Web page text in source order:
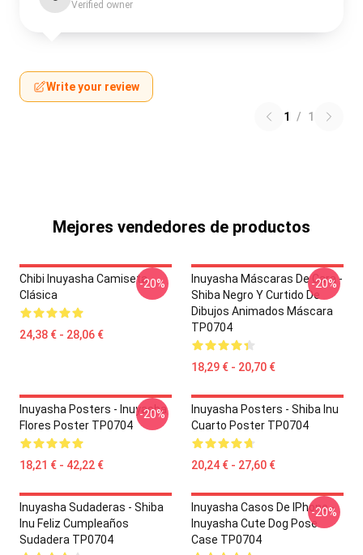
Verified owner
Write your review
1 / 1
Mejores vendedores de productos
Chibi Inuyasha Camiseta
Clásica
24,38 € - 28,06 €
-20%
Inuyasha Máscaras De Cara -
Shiba Negro Y Curtido De
Dibujos Animados Máscara
TP0704
18,29 € - 20,70 €
-20%
Inuyasha Posters - Inuyasha
Flores Poster TP0704
18,21 € - 42,22 €
-20%
Inuyasha Posters - Shiba Inu
Cuarto Poster TP0704
20,24 € - 27,60 €
Inuyasha Sudaderas - Shiba
Inu Feliz Cumpleaños
Sudadera TP0704
Inuyasha Casos De IPhone -
Inuyasha Cute Dog Pose
Case TP0704
-20%